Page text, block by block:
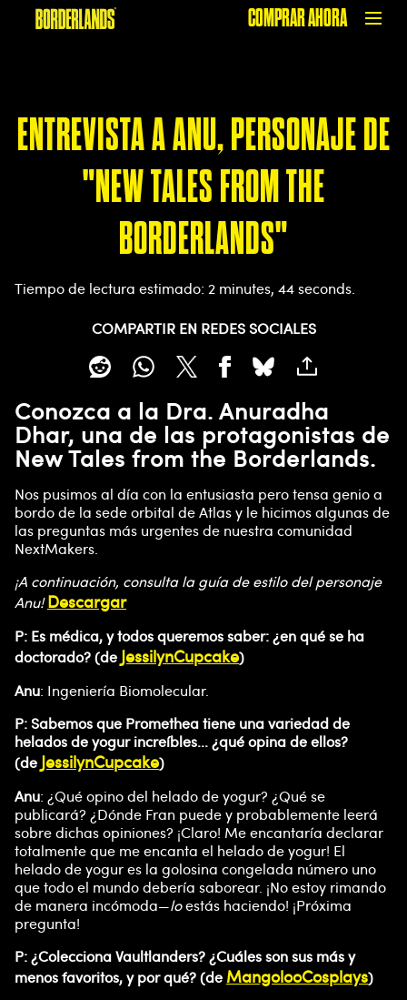
COMPRAR AHORA
ENTREVISTA A ANU, PERSONAJE DE
"NEW TALES FROM THE
BORDERLANDS"
Tiempo de lectura estimado 2 minutes, 44 seconds
COMPARTIR EN REDES SOCIALES
Conozca a la Dra. Anuradha
Dhar, una de las protagonistas de
New Tales from the Borderlands.
Nos pusimos al día con la entusiasta pero tensa genio a
bordo de la sede orbital de Atlas y le hicimos algunas de
las preguntas más urgentes de nuestra comunidad
NextMakers.
¡A continuación, consulta la guía de estilo del personaje
Anu!Descargar
P: Es médica, y todos queremos saber: ¿en qué se ha
doctorado? (de JessilynCupcake)
Anu: Ingeniería Biomolecular.
P: Sabemos que Promethea tiene una variedad de
helados de yogur increíbles... ¿qué opina de ellos?
(de JessilynCupcake)
Anu: ¿Qué opino del helado de yogur? ¿Qué se
publicará? ¿Dónde Fran puede y probablemente leerá
sobre dichas opiniones? ¡Claro! Me encantaría declarar
totalmente que me encanta el helado de yogur! El
helado de yogur es la golosina congelada número uno
que todo el mundo debería saborear. ¡No estoy rimando
de manera incómoda—loestás haciendo! ¡Próxima
pregunta!
P: ¿Colecciona Vaultlanders? ¿Cuáles son sus más y
menos favoritos, y por qué? (de MangolooCosplays)